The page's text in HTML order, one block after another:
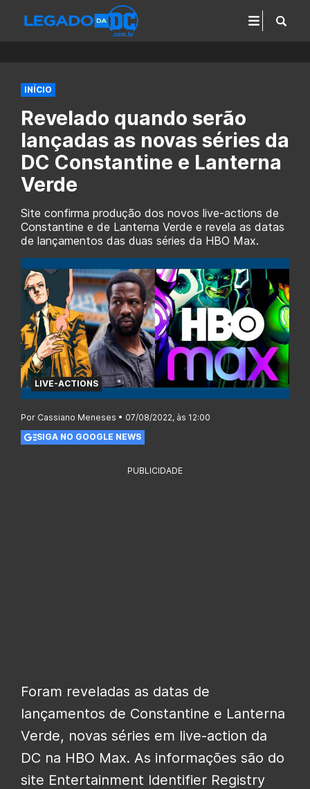
INÍCIO
Revelado quando serão
lançadas as novas séries da
DC Constantine e Lanterna
Verde
Site confirma produção dos novos live-actions de
Constantine e de Lanterna Verde e revela as datas
de lançamentos das duas séries da HBO Max.
LIVE-ACTIONS
Por Cassiano Meneses • 07/08/2022, às 12:00
SIGA NO GOOGLE NEWS
PUBLICIDADE
Foram reveladas as datas de
lançamentos de Constantine e Lanterna
Verde, novas séries em live-action da
DC na HBO Max. As informações são do
site Entertainment Identifier Registry